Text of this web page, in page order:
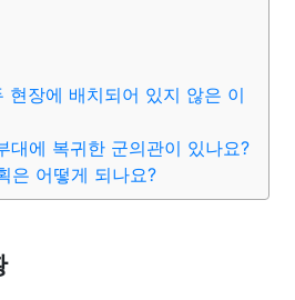
장에 배치되어 있지 않은 이
대에 복귀한 군의관이 있나요?
은 어떻게 되나요?